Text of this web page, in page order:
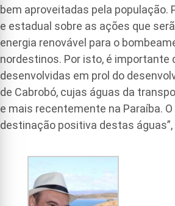
bem aproveitadas pela
e estadual sobre as ações que
energia renovável para o
nordestinos. Por isto, é
desenvolvidas em prol do
de Cabrobó, cujas águas da
e mais recentemente na Paraíba.
destinação positiva destas